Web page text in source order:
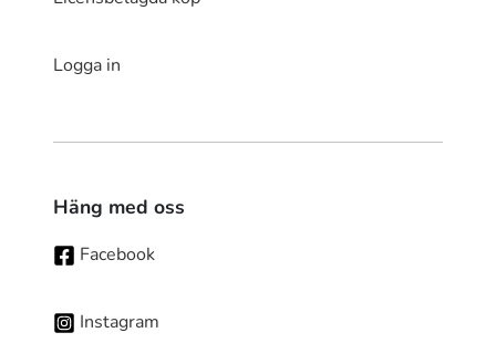
Logga in
Häng med oss
Facebook
Instagram